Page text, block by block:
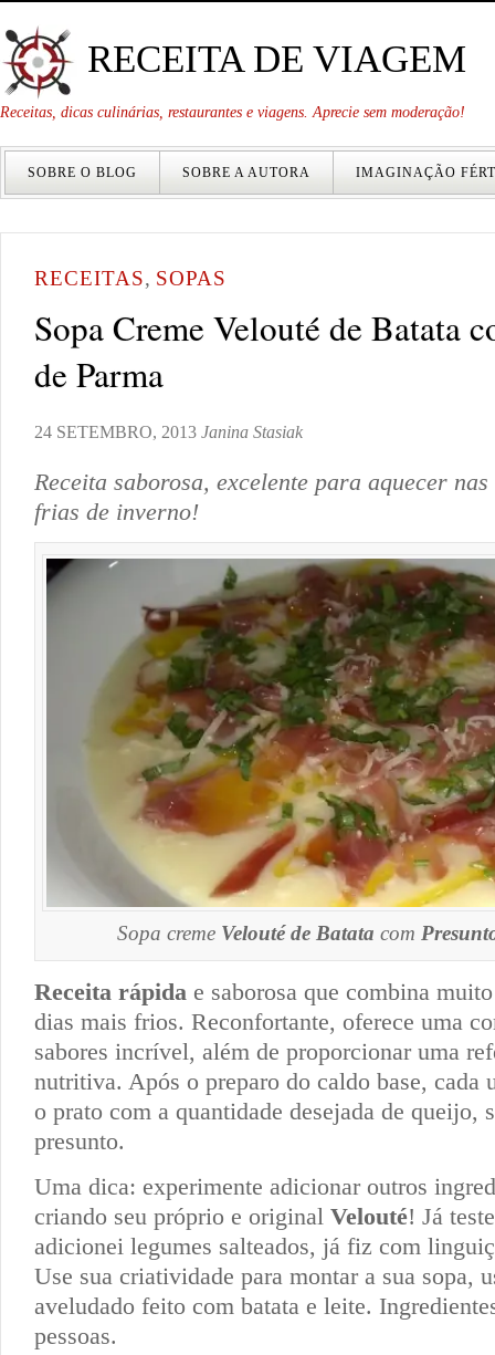
RECEITA DE VIAGEM
Receitas, dicas culinárias, restaurantes e viagens. Aprecie sem moderação!
SOBRE O BLOG SOBRE A AUTORA IMAGINAÇÃO
RECEITAS, SOPAS
Sopa Creme Velouté de Batata
de Parma
24 SETEMBRO, 2013 Janina Stasiak
Receita saborosa, excelente para aquecer
frias de inverno!
Sopa creme Velouté de Batata com
Receita rápida e saborosa que combina
dias mais frios. Reconfortante, oferece uma
sabores incrível, além de proporcionar uma
nutritiva. Após o preparo do caldo base, cada
o prato com a quantidade desejada de queijo,
presunto.
Uma dica: experimente adicionar outros
criando seu próprio e original Velouté! Já
adicionei legumes salteados, já fiz com
Use sua criatividade para montar a sua sopa,
aveludado feito com batata e leite.
pessoas.